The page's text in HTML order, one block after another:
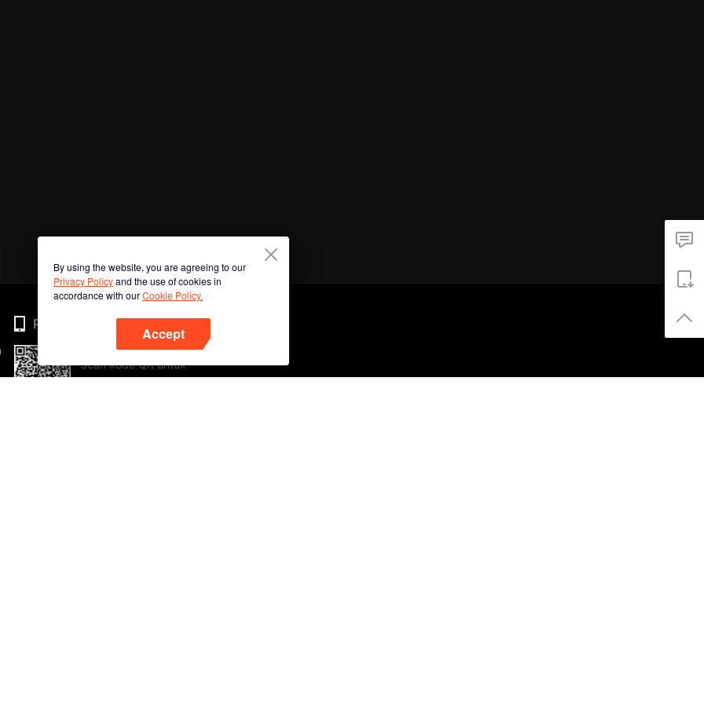
By using the website, you are agreeing to our
Privacy Policyand the use of cookies in
accordance with ourCookie Policy.
Accept
Phone
Scan kode QR untuk
mengunduh sekarang!